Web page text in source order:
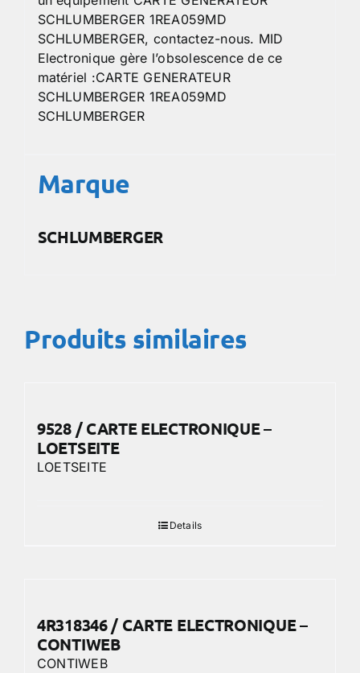
SCHLUMBERGER 1REA059MD
SCHLUMBERGER, contactez-nous. MID
Electronique gère l’obsolescence de ce
matériel :CARTE GENERATEUR
SCHLUMBERGER 1REA059MD
SCHLUMBERGER
Marque
SCHLUMBERGER
Produits similaires
9528 / CARTE ELECTRONIQUE –
LOETSEITE
LOETSEITE
Details
4R318346 / CARTE ELECTRONIQUE –
CONTIWEB
CONTIWEB